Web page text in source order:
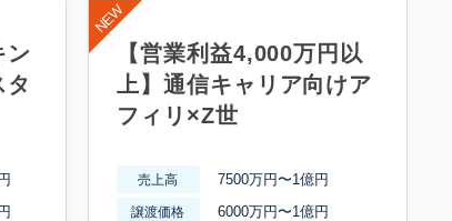
ン
タ
【営業利益4,000万円以
上】通信キャリア向けア
フィリ×Z世
売上高 7500万円〜1億円
譲渡価格 6000万円〜1億円